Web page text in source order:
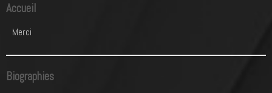
Accueil
Merci
Biographies